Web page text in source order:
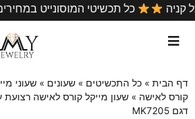
כל קניה כל תכשיטי המוסונייט
דף הבית » כל התכשיטים » שעונים » שעוני
קורס לאישה » שעון מייקל קורס לאישה
דגם MK7205